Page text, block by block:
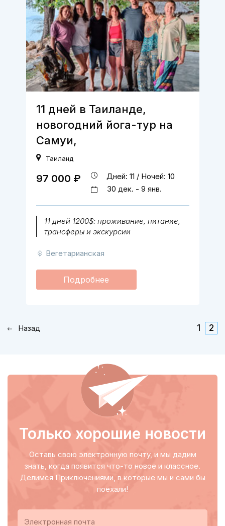
11 дней в Таиланде,
новогодний йога-тур на
Самуи,
Таиланд
11 дней 1200$: проживание, питание,
трансферы и экскурсии
Вегетарианская
97 000 ₽
Дней: 11 / Ночей: 10
30 дек. - 9 янв.
Подробнее
Назад 1 2
Только хорошие новости
Оставь свою электронную почту, и мы дадим
знать, когда появится что-то новое и классное.
Делимся Приключениями, в которые мы и сами бы
поехали!